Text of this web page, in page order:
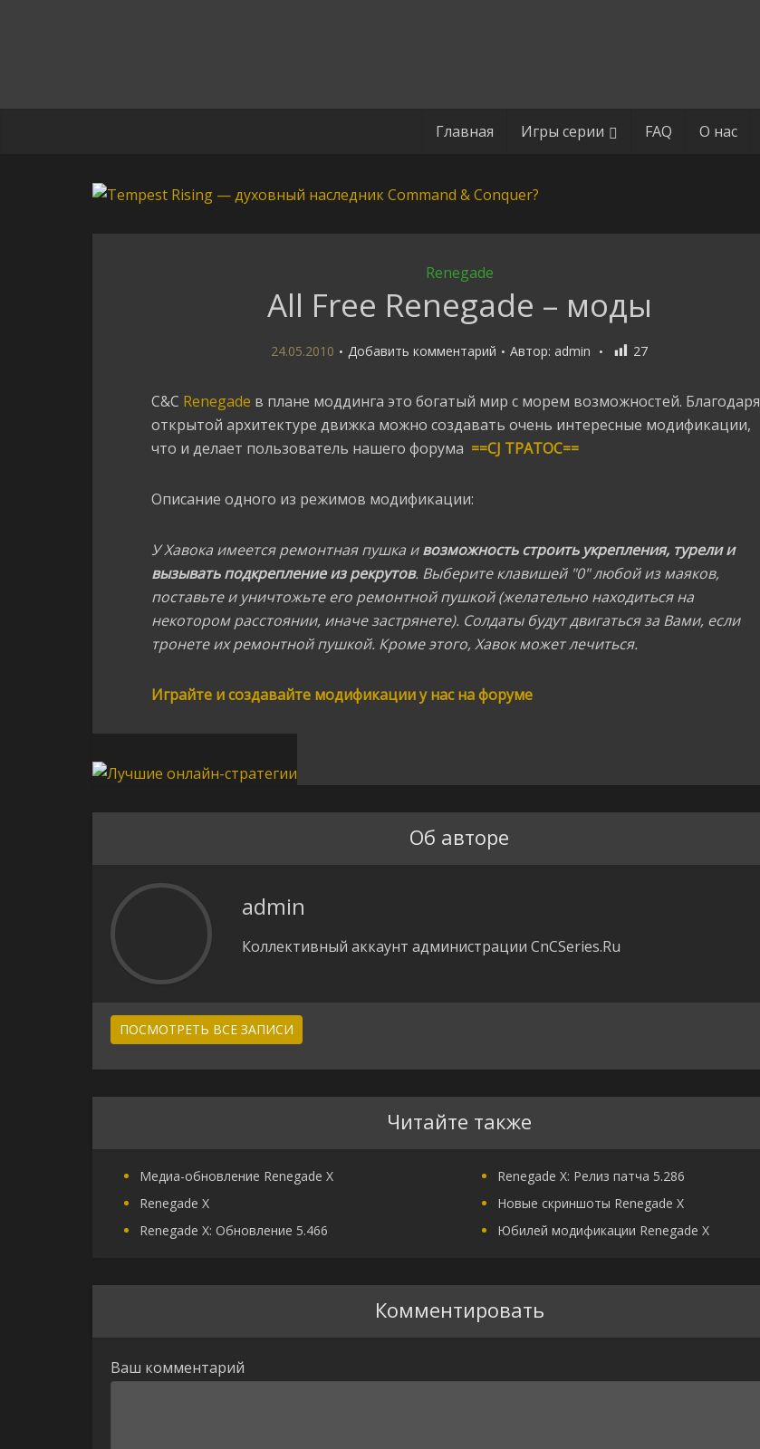
Главная Игры серии FAQ О нас
Renegade
All Free Renegade – моды
24.05.2010 Добавить комментарий Автор: admin 27
C&C Renegade в плане моддинга это богатый мир с морем возможностей. Благодаря
открытой архитектуре движка можно создавать очень интересные модификации,
что и делает пользователь нашего форума ==CJ TPATOC==
Описание одного из режимов модификации:
У Хавока имеется ремонтная пушка ивозможность строить укрепления, турели и
вызывать подкрепление из рекрутов. Выберите клавишей "0" любой из маяков,
поставьте и уничтожьте его ремонтной пушкой (желательно находиться на
некотором расстоянии, иначе застрянете). Солдаты будут двигаться за Вами, если
тронете их ремонтной пушкой. Кроме этого, Хавок может лечиться.
Играйте и создавайте модификации у нас на форуме
Об авторе
admin
Коллективный аккаунт администрации CnCSeries.Ru
ПОСМОТРЕТЬ ВСЕ ЗАПИСИ
Читайте также
Медиа-обновление Renegade X
Renegade X: Релиз патча 5.286
Renegade X
Новые скриншоты Renegade X
Renegade X: Обновление 5.466
Юбилей модификации Renegade X
Комментировать
Ваш комментарий